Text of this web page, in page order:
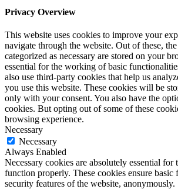
Privacy Overview
This website uses cookies to improve your
navigate through the website. Out of these,
categorized as necessary are stored on your
essential for the working of basic
also use third-party cookies that help us
you use this website. These cookies will be
only with your consent. You also have the
cookies. But opting out of some of these
browsing experience.
Necessary
Necessary
Always Enabled
Necessary cookies are absolutely essential for
function properly. These cookies ensure basic
security features of the website, anonymously.